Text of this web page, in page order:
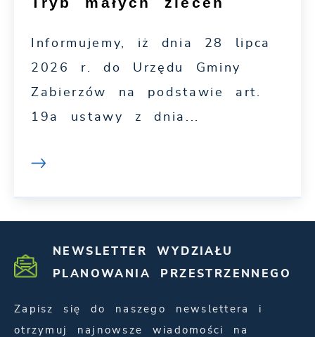
Informujemy, iż dnia 28 lipca
2026 r. do Urzędu Gminy
Zabierzów na podstawie art.
19a ustawy z dnia...
NEWSLETTER WYDZIAŁU
PLANOWANIA PRZESTRZENNEGO
Zapisz się do naszego newslettera i
otrzymuj najnowsze wiadomości na